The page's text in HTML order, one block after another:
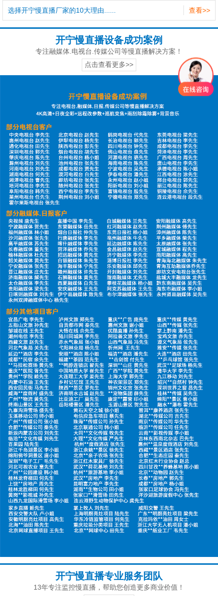
查看>>
选择开宁慢直播厂家的10大理由......
开宁慢直播设备成功案例
专注融媒体.电视台.传媒公司等慢直播解决方案！
点击查看更多>>
开宁慢直播专业服务团队
13年专注监控慢直播，帮助您创造更多商业价值！